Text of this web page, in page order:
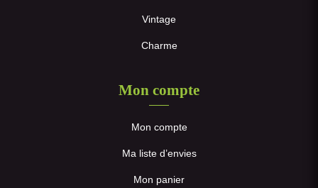
Vintage
Charme
Mon compte
Mon compte
Ma liste d’envies
Mon panier